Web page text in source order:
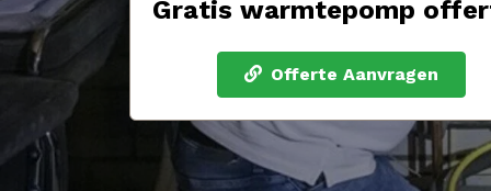
Gratis warmtepomp
Offerte Aanvragen